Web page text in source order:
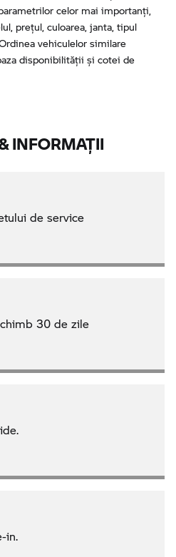
celor mai importanți,
prețul, culoarea, janta, tipul
vehiculelor similare
disponibilității și cotei de
INFORMAŢII
de service
30 de zile
in.